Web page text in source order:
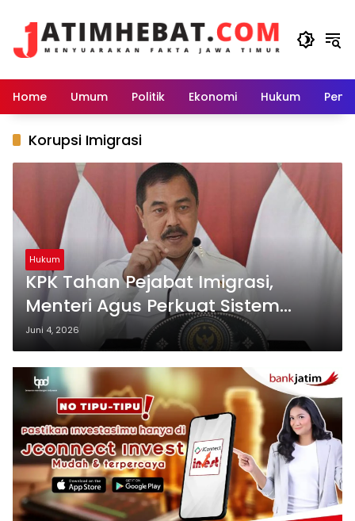
Home Umum Politik Ekonomi Hukum
Korupsi Imigrasi
Hukum
KPK Tahan Pejabat Imigrasi,
Menteri Agus Perkuat Sistem
Pengawasan Internal
Juni 4, 2026